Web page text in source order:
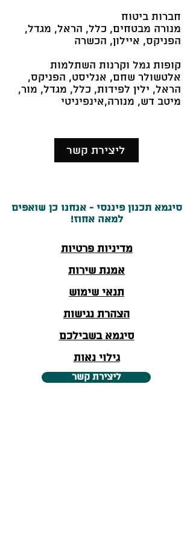
חברות ביטוח
מנורה מבטחים, כלל, הראל, מגדל,
הפניקס, איילון, הכשרה
קופות גמל וקרנות השתלמות
אלטשולר שחם, אנליסט, הפניקס,
הראל, ילין לפידות, כלל, מגדל, מור,
מיטב דש, מנורה,אינפיניטי
ליצירת קשר
סיגמא תכנון פיננסי - אנחנו כן שואפים
למאה אחוז!
מדיניות פרטיות
אמנת שירות
תנאי שימוש
הצהרת נגישות
סיגמא בשבילכם
גילוי נאות
ליצירת קשר